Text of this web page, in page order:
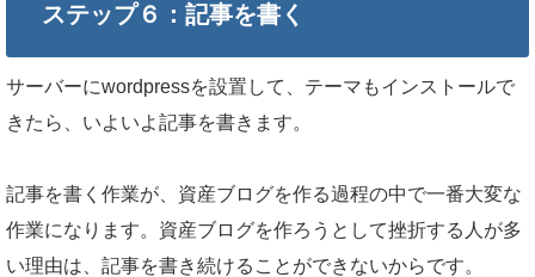
ステップ６：記事を書く
サーバーにwordpressを設置して、テーマもインストールで
きたら、いよいよ記事を書きます。
記事を書く作業が、資産ブログを作る過程の中で一番大変な
作業になります。資産ブログを作ろうとして挫折する人が多
い理由は、記事を書き続けることができないからです。